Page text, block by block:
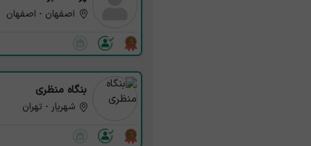
اصفهان - اصفهان
بنگاه منظری
شهریار - تهران